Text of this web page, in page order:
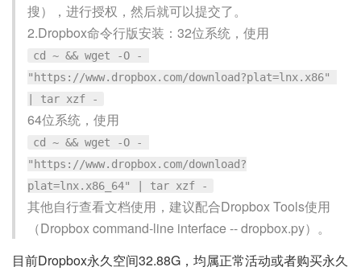
搜），进行授权，然后就可以提交了。
2.Dropbox命令行版安装：32位系统，使用
cd ~ && wget -O -
"https://www.dropbox.com/download?plat=lnx.x86"
| tar xzf -
64位系统，使用
cd ~ && wget -O -
"https://www.dropbox.com/download?
plat=lnx.x86_64" | tar xzf -
其他自行查看文档使用，建议配合Dropbox Tools使用
（Dropbox command-line interface -- dropbox.py）。
目前Dropbox永久空间32.88G，均属正常活动或者购买永久